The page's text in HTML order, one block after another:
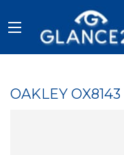
OAKLEY OX8143